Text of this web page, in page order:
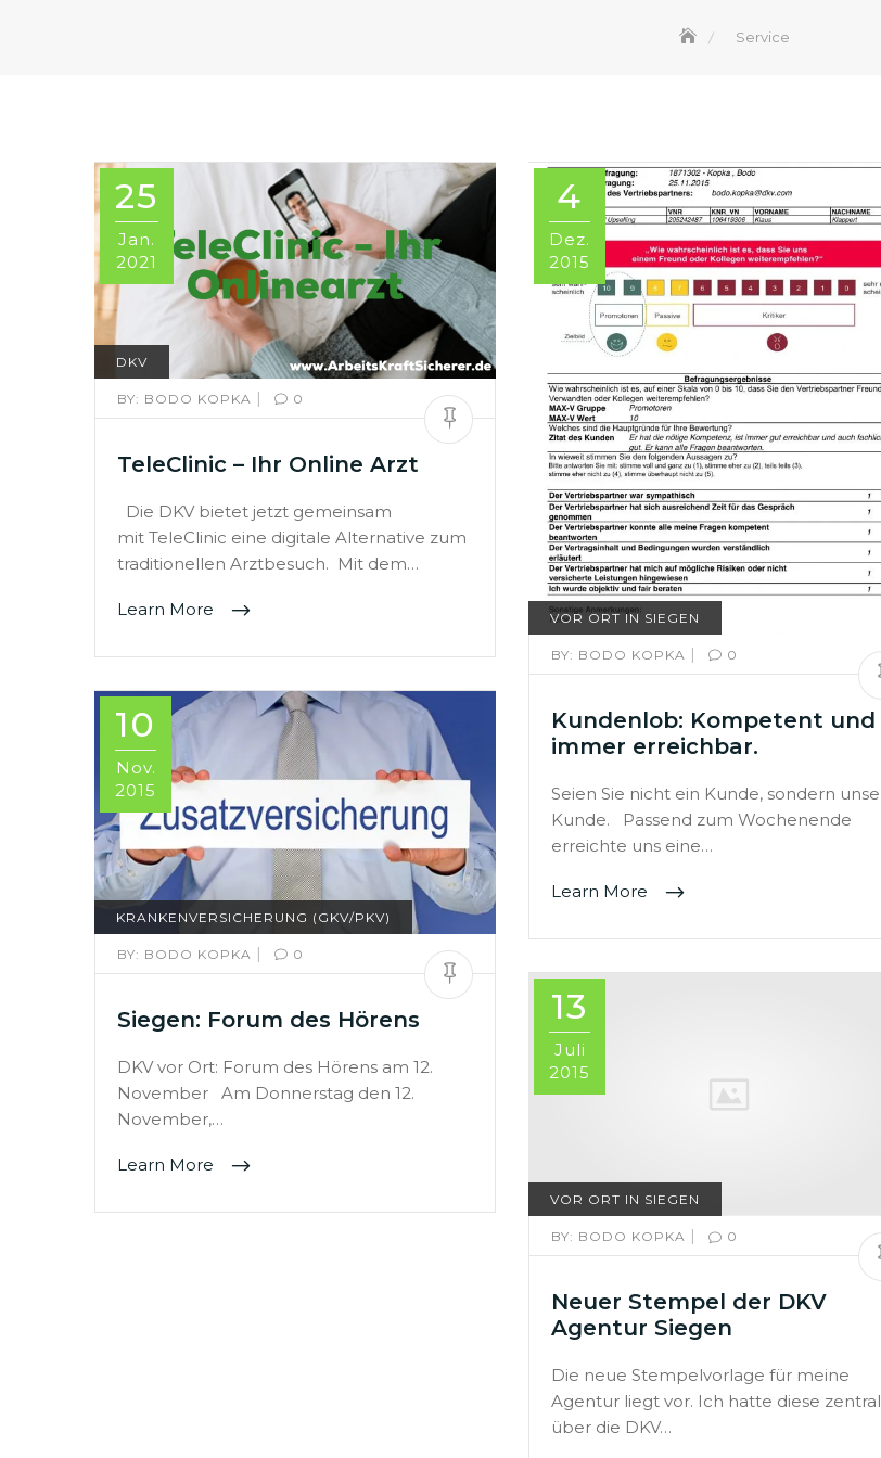
Service
25
Jan.
2021
DKV
BY: BODO KOPKA | 0
TeleClinic – Ihr Online Arzt
Die DKV bietet jetzt gemeinsam
mit TeleClinic eine digitale Alternative zum
traditionellen Arztbesuch. Mit dem…
Learn More
4
Dez.
2015
VOR ORT IN SIEGEN
BY: BODO KOPKA | 0
Kundenlob: Kompetent und
immer erreichbar.
Seien Sie nicht ein Kunde, sondern
Kunde. Passend zum Wochenende
erreichte uns eine…
Learn More
10
Nov.
2015
KRANKENVERSICHERUNG (GKV/PKV)
BY: BODO KOPKA | 0
Siegen: Forum des Hörens
DKV vor Ort: Forum des Hörens am 12.
November Am Donnerstag den 12.
November,…
Learn More
13
Juli
2015
VOR ORT IN SIEGEN
BY: BODO KOPKA | 0
Neuer Stempel der DKV
Agentur Siegen
Die neue Stempelvorlage für meine
Agentur liegt vor. Ich hatte diese zentral
über die DKV…